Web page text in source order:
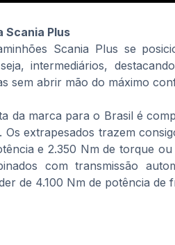
Scania Plus
Scania Plus se
intermediários,
sem abrir mão do máximo
da marca para o Brasil é
extrapesados trazem
e 2.350 Nm de torque
com transmissão
de 4.100 Nm de potência de